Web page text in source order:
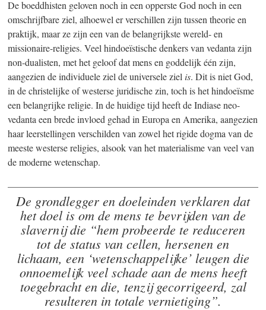
De boeddhisten geloven noch in een opperste God noch in een
omschrijfbare ziel, alhoewel er verschillen zijn tussen theorie en
praktijk, maar ze zijn een van de belangrijkste wereld- en
missionaire-religies. Veel hindoeïstische denkers van vedanta zijn
non-dualisten, met het geloof dat mens en goddelijk één zijn,
aangezien de individuele ziel de universele ziel is. Dit is niet God,
in de christelijke of westerse juridische zin, toch is het hindoeïsme
een belangrijke religie. In de huidige tijd heeft de Indiase neo-
vedanta een brede invloed gehad in Europa en Amerika, aangezien
haar leerstellingen verschilden van zowel het rigide dogma van de
meeste westerse religies, alsook van het materialisme van veel van
de moderne wetenschap.
De grondlegger en doeleinden verklaren dat
het doel is om de mens te bevrijden van de
slavernij die “hem probeerde te reduceren
tot de status van cellen, hersenen en
lichaam, een ‘wetenschappelijke’ leugen die
onnoemelijk veel schade aan de mens heeft
toegebracht en die, tenzij gecorrigeerd, zal
resulteren in totale vernietiging”.